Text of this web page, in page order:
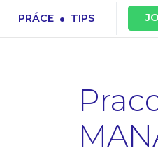
PRÁCE . TIPS